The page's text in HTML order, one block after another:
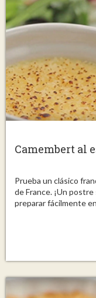
Camembert al
Prueba un clásico
de France. ¡Un
preparar fácilmente